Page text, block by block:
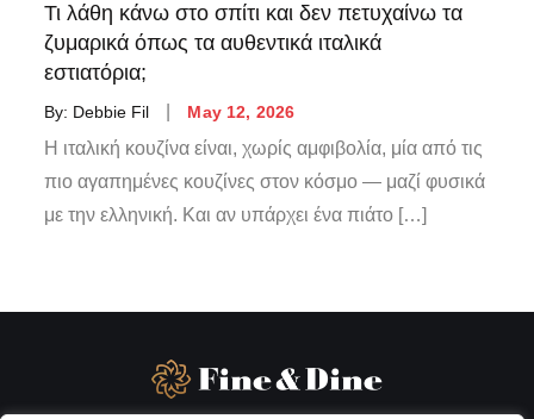
Τι λάθη κάνω στο σπίτι και δεν πετυχαίνω τα
ζυμαρικά όπως τα αυθεντικά ιταλικά
εστιατόρια;
By: Debbie Fil May 12, 2026
Η ιταλική κουζίνα είναι, χωρίς αμφιβολία, μία από τις
πιο αγαπημένες κουζίνες στον κόσμο — μαζί φυσικά
με την ελληνική. Και αν υπάρχει ένα πιάτο […]